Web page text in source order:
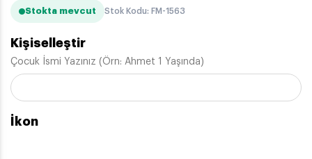
Stokta mevcut Stok Kodu: FM-1563
Kişiselleştir
Çocuk İsmi Yazınız (Örn: Ahmet 1 Yaşında)
İkon